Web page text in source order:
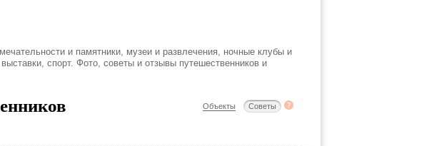
и памятники, музеи и развлечения, ночные клубы и
спорт. Фото, советы и отзывы путешественников и
Объекты Советы